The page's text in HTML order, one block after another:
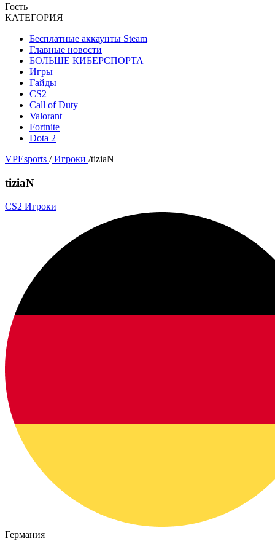
Гость
КАТЕГОРИЯ
Бесплатные аккаунты Steam
Главные новости
БОЛЬШЕ КИБЕРСПОРТА
Игры
Гайды
CS2
Call of Duty
Valorant
Fortnite
Dota 2
VPEsports / Игроки /tiziaN
tiziaN
CS2 Игроки
Германия